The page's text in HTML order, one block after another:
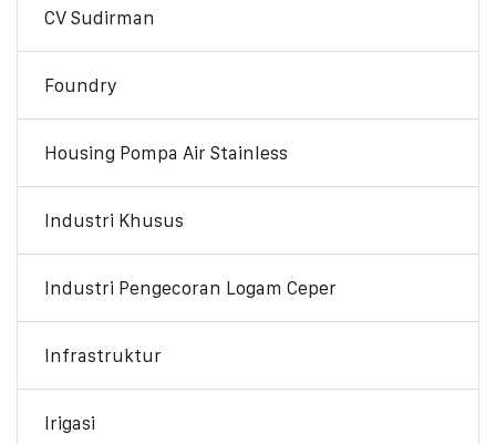
CV Sudirman
Foundry
Housing Pompa Air Stainless
Industri Khusus
Industri Pengecoran Logam Ceper
Infrastruktur
Irigasi